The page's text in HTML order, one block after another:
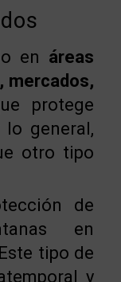
en áreas
mercados,
protege
lo general,
otro tipo
de
en
tipo de
y